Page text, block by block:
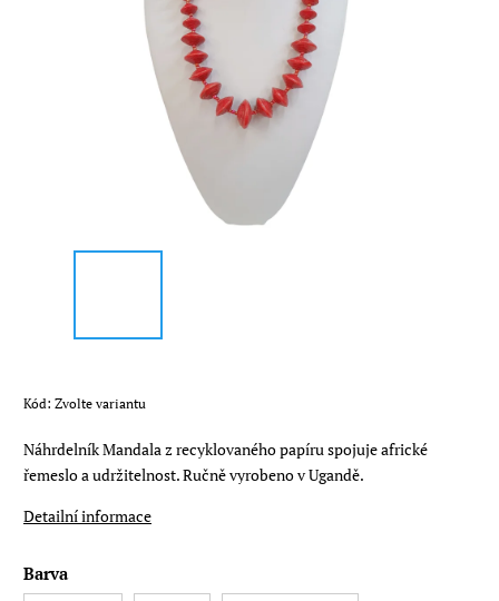
Kód: Zvolte variantu
Náhrdelník Mandala z recyklovaného papíru spojuje africké
řemeslo a udržitelnost. Ručně vyrobeno v Ugandě.
Detailní informace
Barva